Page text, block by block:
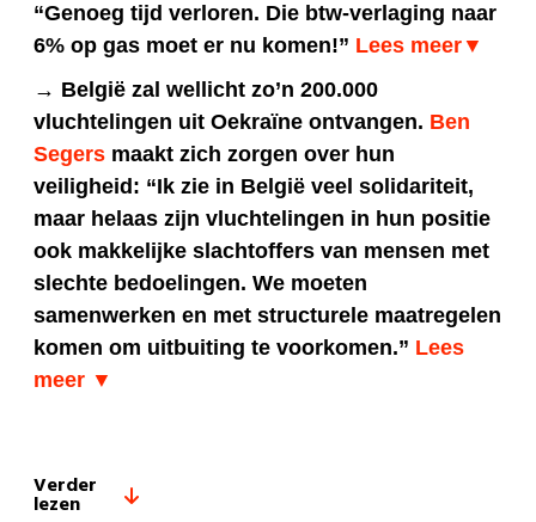
“Genoeg tijd verloren. Die btw-verlaging naar
6% op gas moet er nu komen!” Lees meer▼
→ België zal wellicht zo’n 200.000
vluchtelingen uit Oekraïne ontvangen. Ben
Segers maakt zich zorgen over hun
veiligheid: “Ik zie in België veel solidariteit,
maar helaas zijn vluchtelingen in hun positie
ook makkelijke slachtoffers van mensen met
slechte bedoelingen. We moeten
samenwerken en met structurele maatregelen
komen om uitbuiting te voorkomen.” Lees
meer ▼
Verder
lezen